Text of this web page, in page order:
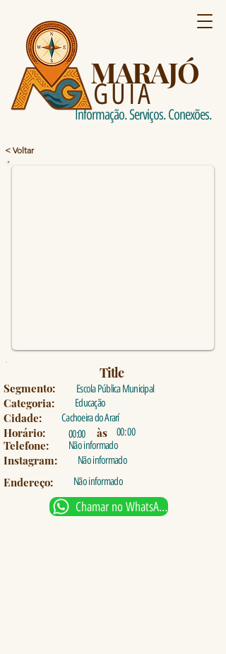
MARAJÓ
GUIA
Informação. Serviços. Conexões.
< Voltar
Title
Segmento: Escola Pública Municipal
Categoria: Educação
Cidade: Cachoeira do Ararí
Horário: 00:00 às 00: 00
Telefone: Não informado
Instagram: Não informado
Endereço: Não informado
Chamar no WhatsApp